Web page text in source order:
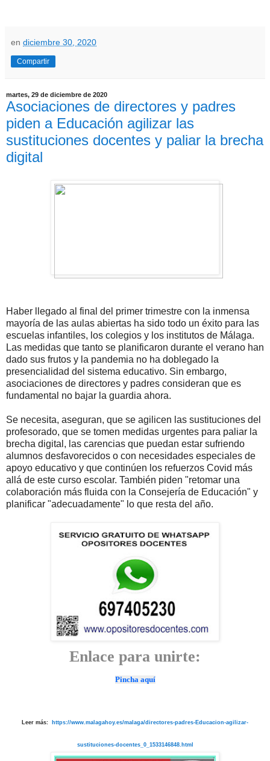
en diciembre 30, 2020
Compartir
martes, 29 de diciembre de 2020
Asociaciones de directores y padres
piden a Educación agilizar las
sustituciones docentes y paliar la brecha
digital
Haber llegado al final del primer trimestre con la inmensa
mayoría de las aulas abiertas ha sido todo un éxito para las
escuelas infantiles, los colegios y los institutos de Málaga.
Las medidas que tanto se planificaron durante el verano han
dado sus frutos y la pandemia no ha doblegado la
presencialidad del sistema educativo. Sin embargo,
asociaciones de directores y padres consideran que es
fundamental no bajar la guardia ahora.
Se necesita, aseguran, que se agilicen las sustituciones del
profesorado, que se tomen medidas urgentes para paliar la
brecha digital, las carencias que puedan estar sufriendo
alumnos desfavorecidos o con necesidades especiales de
apoyo educativo y que continúen los refuerzos Covid más
allá de este curso escolar. También piden "retomar una
colaboración más fluida con la Consejería de Educación" y
planificar "adecuadamente" lo que resta del año.
Enlace para unirte:
Pincha aquí
Leer más: https://www.malagahoy.es/malaga/directores-padres-Educacion-agilizar-
sustituciones-docentes_0_1533146848.html